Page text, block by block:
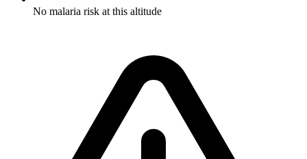
No malaria risk at this altitude